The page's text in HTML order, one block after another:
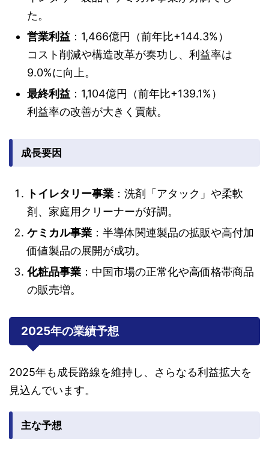
た。
営業利益 ：1,466億円（前年比+144.3%）
コスト削減や構造改革が奏功し、利益率は
9.0%に向上。
最終利益 ：1,104億円（前年比+139.1%）
利益率の改善が大きく貢献。
成長要因
トイレタリー事業 ：洗剤「アタック」や柔軟
剤、家庭用クリーナーが好調。
ケミカル事業 ：半導体関連製品の拡販や高付加
価値製品の展開が成功。
化粧品事業 ：中国市場の正常化や高価格帯商品
の販売増。
2025年の業績予想
2025年も成長路線を維持し、さらなる利益拡大を
見込んでいます。
主な予想